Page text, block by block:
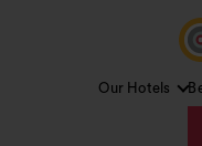
Our Hotels